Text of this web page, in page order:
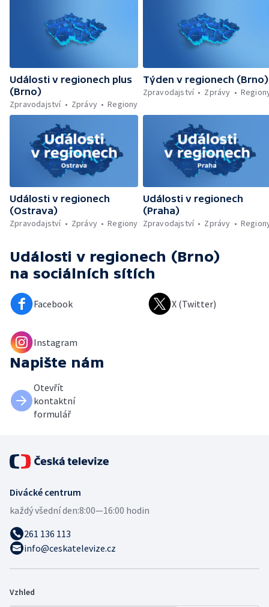
Události v regionech plus
(Brno)
Zpravodajství
Zprávy Regiony
Týden v regionech (Brno)
Zpravodajství
Zprávy
Události v regionech
(Ostrava)
Zpravodajství
Zprávy Regiony
Události v regionech
(Praha)
Zpravodajství
Zprávy
Události v regionech (Brno)
na sociálních sítích
Facebook X (Twitter)
Instagram
Napište nám
Otevřít
kontaktní
formulář
Divácké centrum
každý všední den:8:00—16:00 hodin
261 136 113
info@ceskatelevize.cz
Vzhled